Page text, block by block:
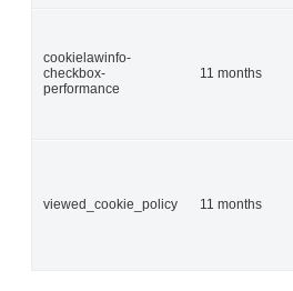
cookielawinfo-
checkbox-
performance
11 months
viewed_cookie_policy 11 months